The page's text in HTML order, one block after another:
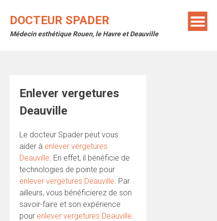
content
DOCTEUR SPADER
Médecin esthétique Rouen, le Havre et Deauville
Enlever vergetures
Deauville
Le docteur Spader peut vous
aider à enlever vergetures
Deauville. En effet, il bénéficie de
technologies de pointe pour
enlever vergetures Deauville. Par
ailleurs, vous bénéficierez de son
savoir-faire et son expérience
pour enlever vergetures Deauville.